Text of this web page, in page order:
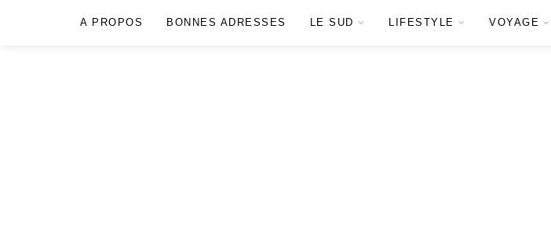
A PROPOS BONNES ADRESSES LE SUD LIFESTYLE VOYAGE